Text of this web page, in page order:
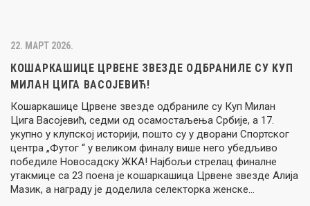
22. МАРТ 2026.
КОШАРКАШИЦЕ ЦРВЕНЕ ЗВЕЗДЕ ОДБРАНИЛЕ СУ КУП
МИЛАН ЦИГА ВАСОЈЕВИЋ!
Кошаркашице Црвене звезде одбраниле су Куп Милан
Цига Васојевић, седми од осамостаљења Србије, а 17.
укупно у клупској историји, пошто су у дворани Спортског
центра „Футог “ у великом финалу више него убедљиво
победиле Новосадску ЖКА! Најбољи стрелац финалне
утакмице са 23 поенa је кошаркашица Црвене звезде Алија
Мазик, а награду је доделила селекторка женске…